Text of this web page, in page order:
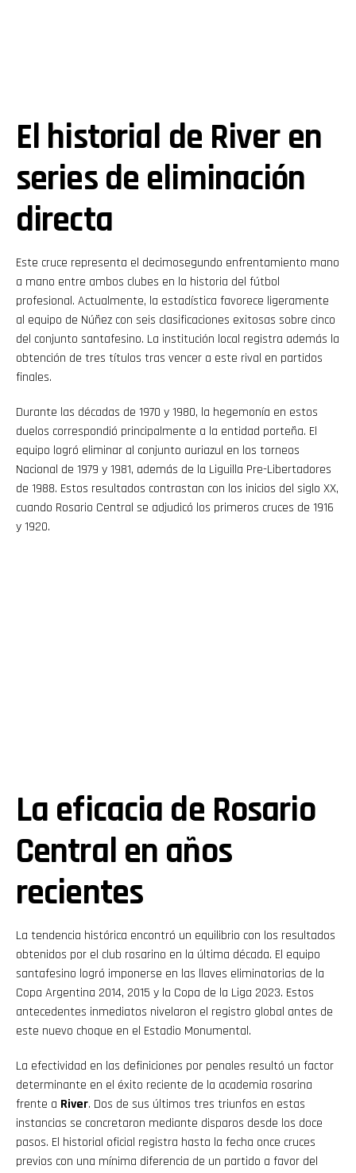
El historial de River en
series de eliminación
directa
Este cruce representa el decimosegundo enfrentamiento mano
a mano entre ambos clubes en la historia del fútbol
profesional. Actualmente, la estadística favorece ligeramente
al equipo de Núñez con seis clasificaciones exitosas sobre cinco
del conjunto santafesino. La institución local registra además la
obtención de tres títulos tras vencer a este rival en partidos
finales.
Durante las décadas de 1970 y 1980, la hegemonía en estos
duelos correspondió principalmente a la entidad porteña. El
equipo logró eliminar al conjunto auriazul en los torneos
Nacional de 1979 y 1981, además de la Liguilla Pre-Libertadores
de 1988. Estos resultados contrastan con los inicios del siglo XX,
cuando Rosario Central se adjudicó los primeros cruces de 1916
y 1920.
La eficacia de Rosario
Central en años
recientes
La tendencia histórica encontró un equilibrio con los resultados
obtenidos por el club rosarino en la última década. El equipo
santafesino logró imponerse en las llaves eliminatorias de la
Copa Argentina 2014, 2015 y la Copa de la Liga 2023. Estos
antecedentes inmediatos nivelaron el registro global antes de
este nuevo choque en el Estadio Monumental.
La efectividad en las definiciones por penales resultó un factor
determinante en el éxito reciente de la academia rosarina
frente a River. Dos de sus últimos tres triunfos en estas
instancias se concretaron mediante disparos desde los doce
pasos. El historial oficial registra hasta la fecha once cruces
previos con una mínima diferencia de un partido a favor del